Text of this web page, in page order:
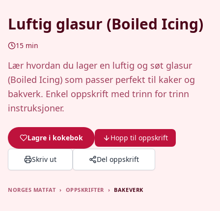
Luftig glasur (Boiled Icing)
15 min
Lær hvordan du lager en luftig og søt glasur
(Boiled Icing) som passer perfekt til kaker og
bakverk. Enkel oppskrift med trinn for trinn
instruksjoner.
Lagre i kokebok Hopp til oppskrift
Skriv ut Del oppskrift
NORGES MATFAT › OPPSKRIFTER › BAKEVERK